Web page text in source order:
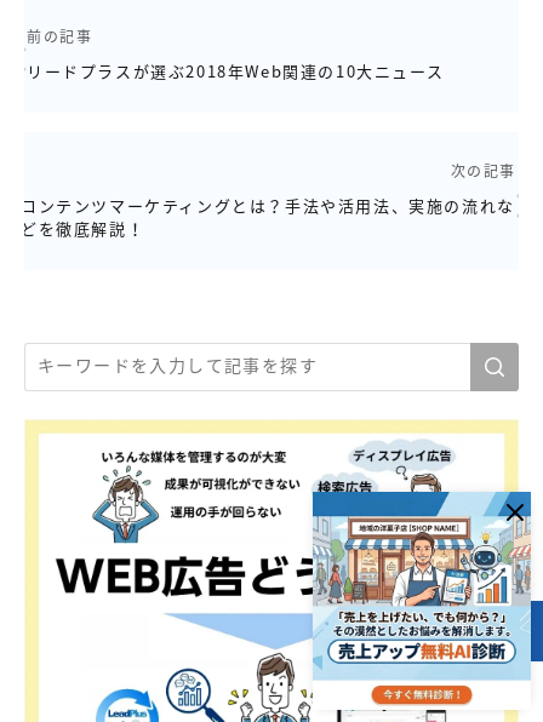
前の記事
リードプラスが選ぶ2018年Web関連の10大ニュース
次の記事
コンテンツマーケティングとは？手法や活用法、実施の流れな
どを徹底解説！
目次